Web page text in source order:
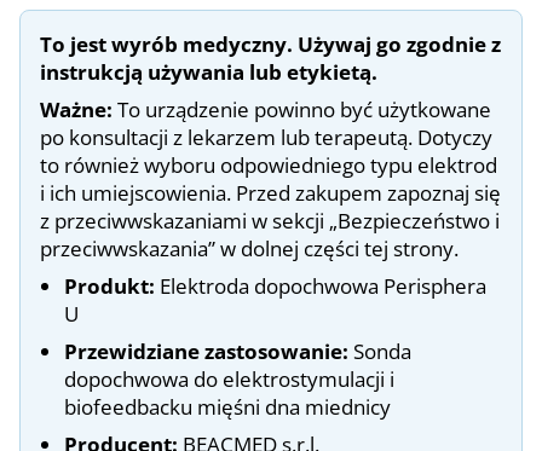
To jest wyrób medyczny. Używaj go zgodnie z
instrukcją używania lub etykietą.
Ważne: To urządzenie powinno być użytkowane
po konsultacji z lekarzem lub terapeutą. Dotyczy
to również wyboru odpowiedniego typu elektrod
i ich umiejscowienia. Przed zakupem zapoznaj się
z przeciwwskazaniami w sekcji „Bezpieczeństwo i
przeciwwskazania” w dolnej części tej strony.
Produkt: Elektroda dopochwowa Perisphera
U
Przewidziane zastosowanie: Sonda
dopochwowa do elektrostymulacji i
biofeedbacku mięśni dna miednicy
Producent: BEACMED s.r.l.